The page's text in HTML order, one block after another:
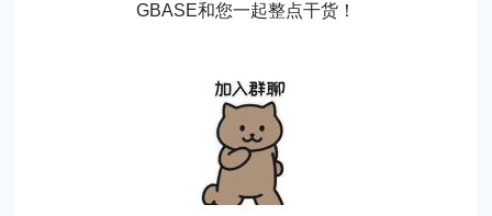
GBASE和您一起整点干货！